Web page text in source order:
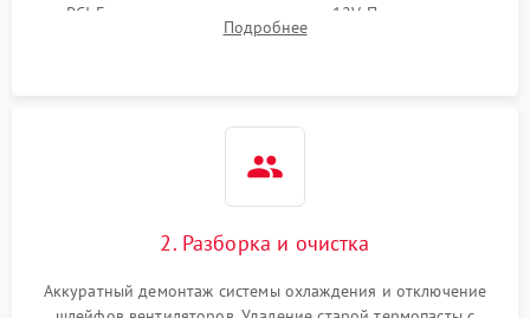
PCI-E и дополнительных разъемах 12V. Проверка на
короткое замыкание основных дросселей питания GPU и
Подробнее
2. Разборка и очистка
Аккуратный демонтаж системы охлаждения и отключение